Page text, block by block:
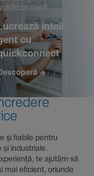
inte­li­
cu
și fiabile pentru
și indus­triale.
te ajutăm să
mai eficient, oriunde